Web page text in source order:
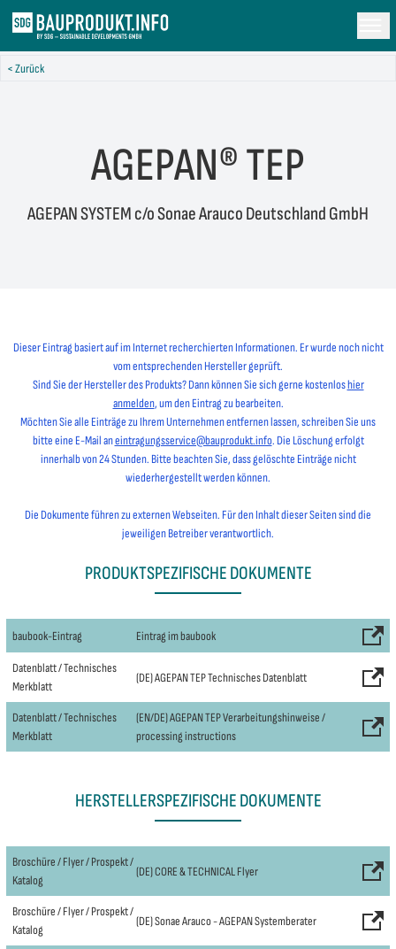
< Zurück
AGEPAN® TEP
AGEPAN SYSTEM c/o Sonae Arauco Deutschland GmbH
Dieser Eintrag basiert auf im Internet recherchierten Informationen. Er wurde noch nicht
vom entsprechenden Hersteller geprüft.
Sind Sie der Hersteller des Produkts? Dann können Sie sich gerne kostenloshier
anmelden, um den Eintrag zu bearbeiten.
Möchten Sie alle Einträge zu Ihrem Unternehmen entfernen lassen, schreiben Sie uns
bitte eine E-Mail aneintragungsservice@bauprodukt.info. Die Löschung erfolgt
innerhalb von 24 Stunden. Bitte beachten Sie, dass gelöschte Einträge nicht
wiederhergestellt werden können.
Die Dokumente führen zu externen Webseiten. Für den Inhalt dieser Seiten sind die
jeweiligen Betreiber verantwortlich.
PRODUKTSPEZIFISCHE DOKUMENTE
baubook-Eintrag Eintrag im baubook
Datenblatt / Technisches
Merkblatt
(DE) AGEPAN TEP Technisches Datenblatt
Datenblatt / Technisches
Merkblatt
(EN/DE) AGEPAN TEP Verarbeitungshinweise /
processing instructions
HERSTELLERSPEZIFISCHE DOKUMENTE
Broschüre / Flyer / Prospekt /
Katalog
(DE) CORE & TECHNICAL Flyer
Broschüre / Flyer / Prospekt /
Katalog
(DE) Sonae Arauco - AGEPAN Systemberater